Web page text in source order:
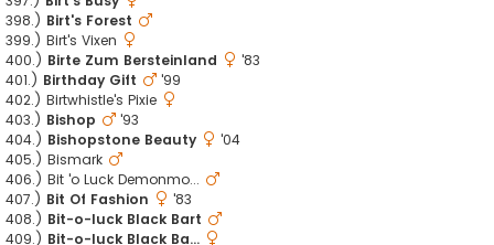
398.) Birt's Forest
399.) Birt's Vixen
400.) Birte Zum Bersteinland
'83
401.) Birthday Gift
'99
402.) Birtwhistle's Pixie
403.) Bishop
'93
404.) Bishopstone Beauty
'04
405.) Bismark
406.) Bit 'o Luck Demonmo...
407.) Bit Of Fashion
'83
408.) Bit-o-luck Black Bart
409.) Bit-o-luck Black Ba...